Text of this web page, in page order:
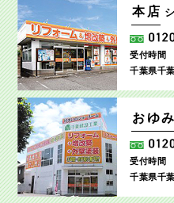
本店
受付時間
千葉県千
おゆ
受付時間
千葉県千